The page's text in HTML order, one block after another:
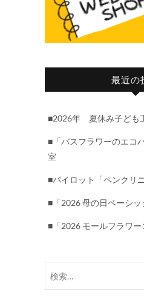
最近の
■2026年 夏休み子ども
■「バスフラワーのエコ
室
■パイロット「ペンクリ
■「2026 母の日ベーシ
■「2026 モールフラワ